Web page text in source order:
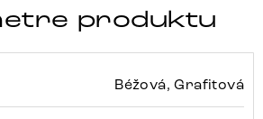
produktu
Béžová, Grafitová